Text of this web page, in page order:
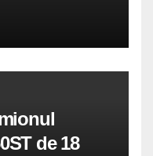
de 18